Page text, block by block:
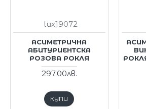
lux19072
АСИМЕТРИЧНА
АБИТУРИЕНТСКА
РОЗОВА РОКЛЯ
297.00лв.
КУПИ